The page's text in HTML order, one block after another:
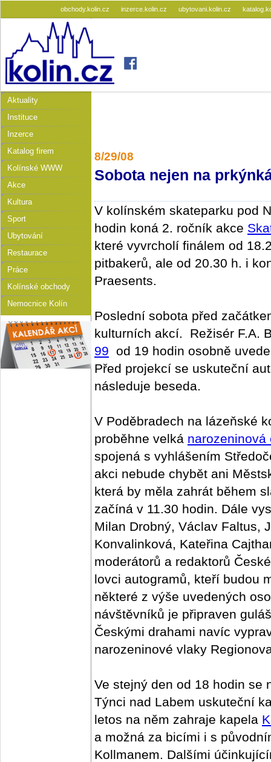
obchody.kolin.cz inzerce.kolin.cz ubytovani.kolin.cz
Aktuality
Instituce
Inzerce
Katalog firem
Kolínské WWW
Akce
Kultura
Sport
Ubytování
Restaurace
Práce
Kolínské obchody
Nemocnice Kolín
8/29/08
Sobota nejen na
V kolínském skateparku pod
hodin koná 2. ročník akce
které vyvrcholí finálem od
pitbakerů, ale od 20.30 h. i
Praesents.
Poslední sobota před
kulturních akcí. Režisér F.A.
99 od 19 hodin osobně
Před projekcí se uskuteční
následuje beseda.
V Poděbradech na lázeňské
proběhne velká narozeninová
spojená s vyhlášením
akci nebude chybět ani
která by měla zahrát během
začíná v 11.30 hodin. Dále
Milan Drobný, Václav Faltus,
Konvalinková, Kateřina
moderátorů a redaktorů
lovci autogramů, kteří budou
některé z výše uvedených
návštěvníků je připraven
Českými drahami navíc
narozeninové vlaky
Ve stejný den od 18 hodin se
Týnci nad Labem uskuteční
letos na něm zahraje kapela
a možná za bicími i s
Kollmanem. Dalšími